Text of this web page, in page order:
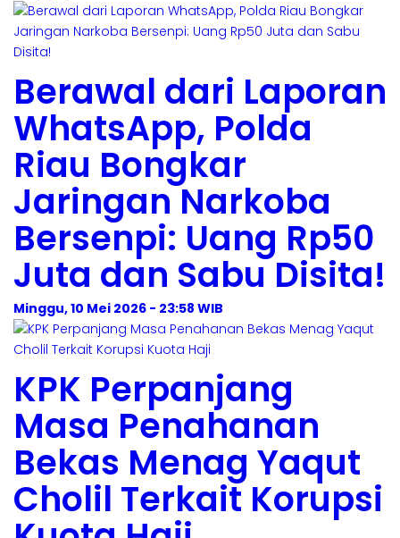
Berawal dari Laporan
WhatsApp, Polda
Riau Bongkar
Jaringan Narkoba
Bersenpi: Uang Rp50
Juta dan Sabu Disita!
Minggu, 10 Mei 2026 - 23:58 WIB
KPK Perpanjang
Masa Penahanan
Bekas Menag Yaqut
Cholil Terkait Korupsi